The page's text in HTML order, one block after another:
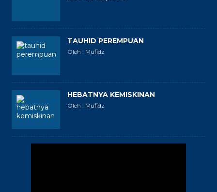
TAUHID PEREMPUAN
Oleh : Mufidz
HEBATNYA KEMISKINAN
Oleh : Mufidz